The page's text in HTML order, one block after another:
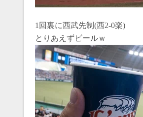
1回裏に西武先制(西2-0楽)
とりあえずビールｗ